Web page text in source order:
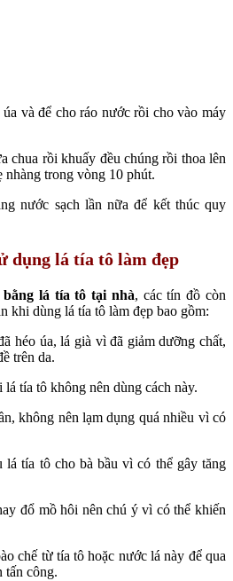
và để cho ráo nước rồi cho vào máy
chua rồi khuấy đều chúng rồi thoa lên
nhàng trong vòng 10 phút.
nước sạch lần nữa để kết thúc quy
dụng lá tía tô làm đẹp
bằng lá tía tô tại nhà, các tín đồ còn
khi dùng lá tía tô làm đẹp bao gồm:
héo úa, lá già vì đã giảm dưỡng chất,
trên da.
tía tô không nên dùng cách này.
không nên lạm dụng quá nhiều vì có
tía tô cho bà bầu vì có thể gây tăng
đổ mồ hôi nên chú ý vì có thể khiến
chế từ tía tô hoặc nước lá này để qua
tấn công.